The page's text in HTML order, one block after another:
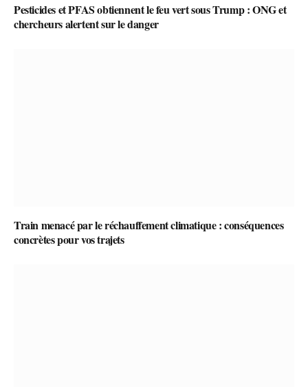
Pesticides et PFAS obtiennent le feu vert sous Trump : ONG et
chercheurs alertent sur le danger
Train menacé par le réchauffement climatique : conséquences
concrètes pour vos trajets